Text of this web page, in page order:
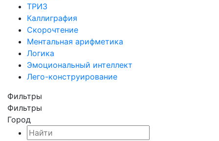
ТРИЗ
Каллиграфия
Скорочтение
Ментальная арифметика
Логика
Эмоциональный интеллект
Лего-конструирование
Фильтры
Фильтры
Город